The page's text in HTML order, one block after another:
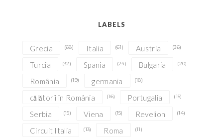
LABELS
Grecia (68) Italia (61) Austria (36)
Turcia (32) Spania (24) Bulgaria (20)
România (19) germania (18)
călătorii în România (16) Portugalia (15)
Serbia (15) Viena (15) Revelion (14)
Circuit Italia (13) Roma (11)